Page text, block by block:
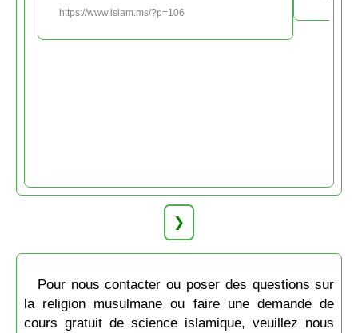
https://www.islam.ms/?p=106
❯
Pour nous contacter ou poser des questions sur
la religion musulmane ou faire une demande de
cours gratuit de science islamique, veuillez nous